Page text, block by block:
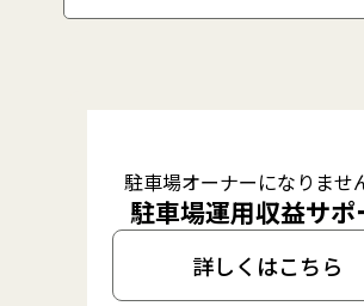
駐車場オーナーになりませ
駐車場運用収益サポ
詳しくはこちら